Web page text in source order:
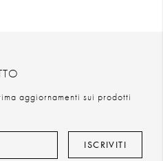
aggiornamenti sui prodotti
ISCRIVITI